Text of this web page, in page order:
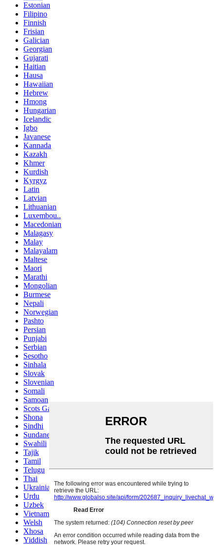
Estonian
Filipino
Finnish
Frisian
Galician
Georgian
Gujarati
Haitian
Hausa
Hawaiian
Hebrew
Hmong
Hungarian
Icelandic
Igbo
Javanese
Kannada
Kazakh
Khmer
Kurdish
Kyrgyz
Latin
Latvian
Lithuanian
Luxembou..
Macedonian
Malagasy
Malay
Malayalam
Maltese
Maori
Marathi
Mongolian
Burmese
Nepali
Norwegian
Pashto
Persian
Punjabi
Serbian
Sesotho
Sinhala
Slovak
Slovenian
Somali
Samoan
Scots Gaelic
Shona
Sindhi
Sundanese
Swahili
Tajik
Tamil
Telugu
Thai
Ukrainian
Urdu
Uzbek
Vietnamese
Welsh
Xhosa
Yiddish